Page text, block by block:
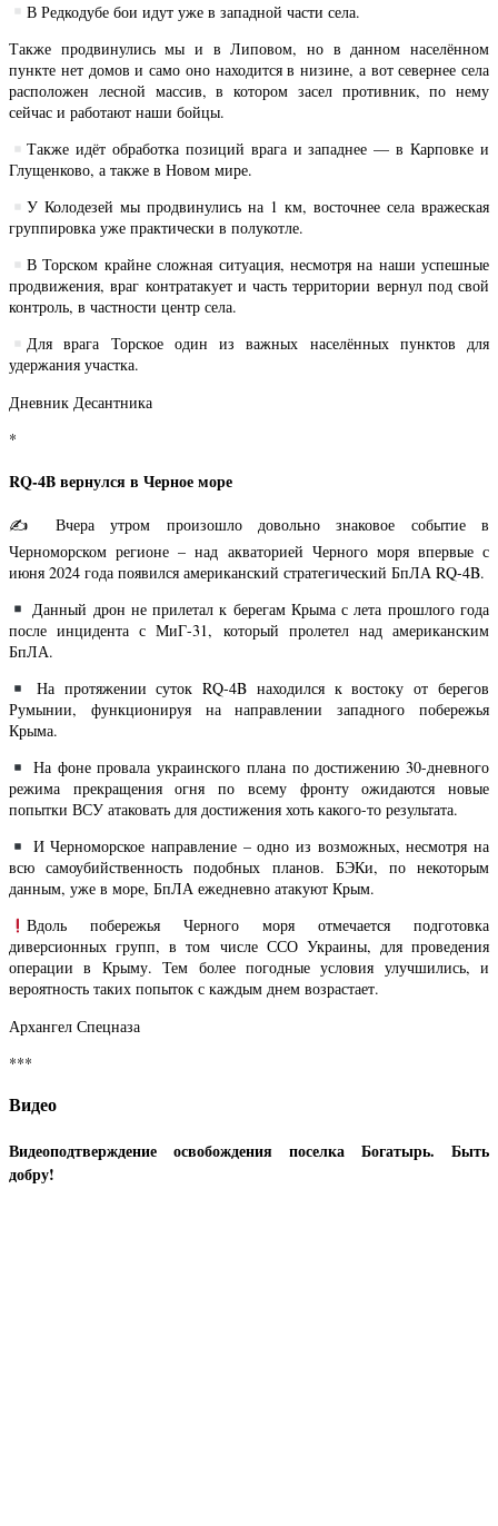
В Редкодубе бои идут уже в западной части села.
Также продвинулись мы и в Липовом, но в данном населённом
пункте нет домов и само оно находится в низине, а вот севернее села
расположен лесной массив, в котором засел противник, по нему
сейчас и работают наши бойцы.
Также идёт обработка позиций врага и западнее — в Карповке и
Глущенково, а также в Новом мире.
У Колодезей мы продвинулись на 1 км, восточнее села вражеская
группировка уже практически в полукотле.
В Торском крайне сложная ситуация, несмотря на наши успешные
продвижения, враг контратакует и часть территории вернул под свой
контроль, в частности центр села.
Для врага Торское один из важных населённых пунктов для
удержания участка.
Дневник Десантника
*
RQ-4B вернулся в Черное море
✍️ Вчера утром произошло довольно знаковое событие в
Черноморском регионе – над акваторией Черного моря впервые с
июня 2024 года появился американский стратегический БпЛА RQ-4B.
Данный дрон не прилетал к берегам Крыма с лета прошлого года
после инцидента с МиГ-31, который пролетел над американским
БпЛА.
На протяжении суток RQ-4B находился к востоку от берегов
Румынии, функционируя на направлении западного побережья
Крыма.
На фоне провала украинского плана по достижению 30-дневного
режима прекращения огня по всему фронту ожидаются новые
попытки ВСУ атаковать для достижения хоть какого-то результата.
И Черноморское направление – одно из возможных, несмотря на
всю самоубийственность подобных планов. БЭКи, по некоторым
данным, уже в море, БпЛА ежедневно атакуют Крым.
Вдоль побережья Черного моря отмечается подготовка
диверсионных групп, в том числе ССО Украины, для проведения
операции в Крыму. Тем более погодные условия улучшились, и
вероятность таких попыток с каждым днем возрастает.
Архангел Спецназа
***
Видео
Видеоподтверждение освобождения поселка Богатырь. Быть
добру!